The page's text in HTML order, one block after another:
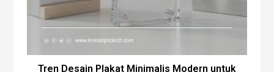
Tren Desain Plakat Minimalis Modern untuk